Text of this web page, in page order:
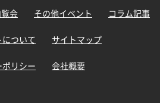
会 その他イベント コラム記事
ついて サイトマップ
リシー 会社概要